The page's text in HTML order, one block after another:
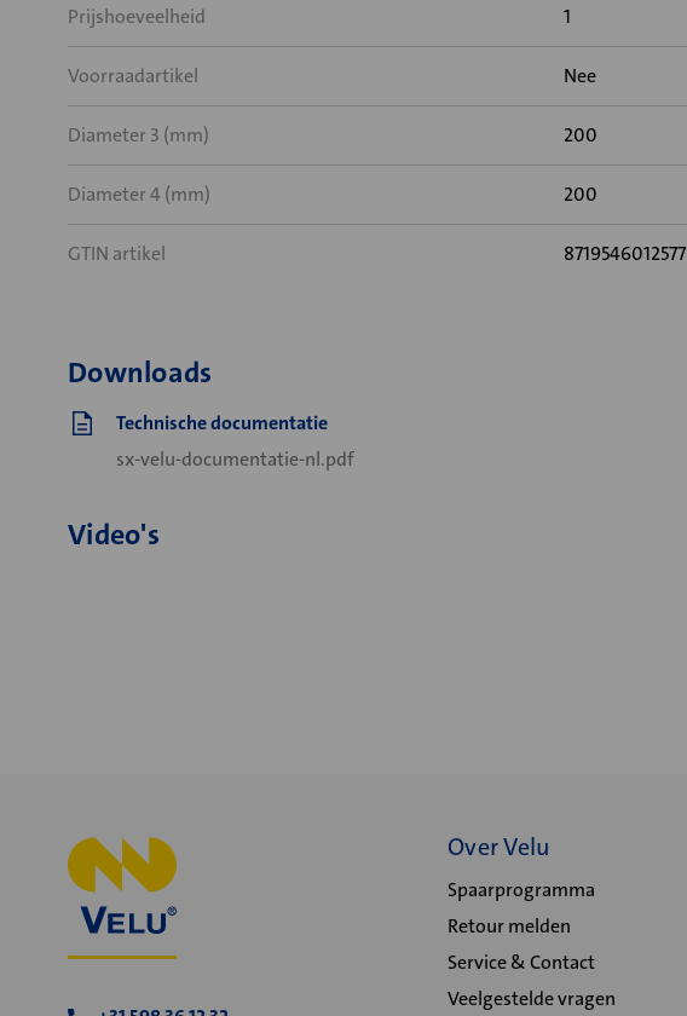
Prijshoeveelheid 1
Voorraadartikel Nee
Diameter 3 (mm) 200
Diameter 4 (mm) 200
GTIN artikel 8719546012577
Downloads
Technische documentatie
sx-velu-documentatie-nl.pdf
Video's
Over Velu
Spaarprogramma
Retour melden
Service & Contact
Veelgestelde vragen